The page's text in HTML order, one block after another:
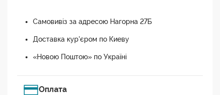
Самовивіз за адресою Нагорна 27Б
Доставка кур'єром по Киеву
«Новою Поштою» по Україні
Оплата